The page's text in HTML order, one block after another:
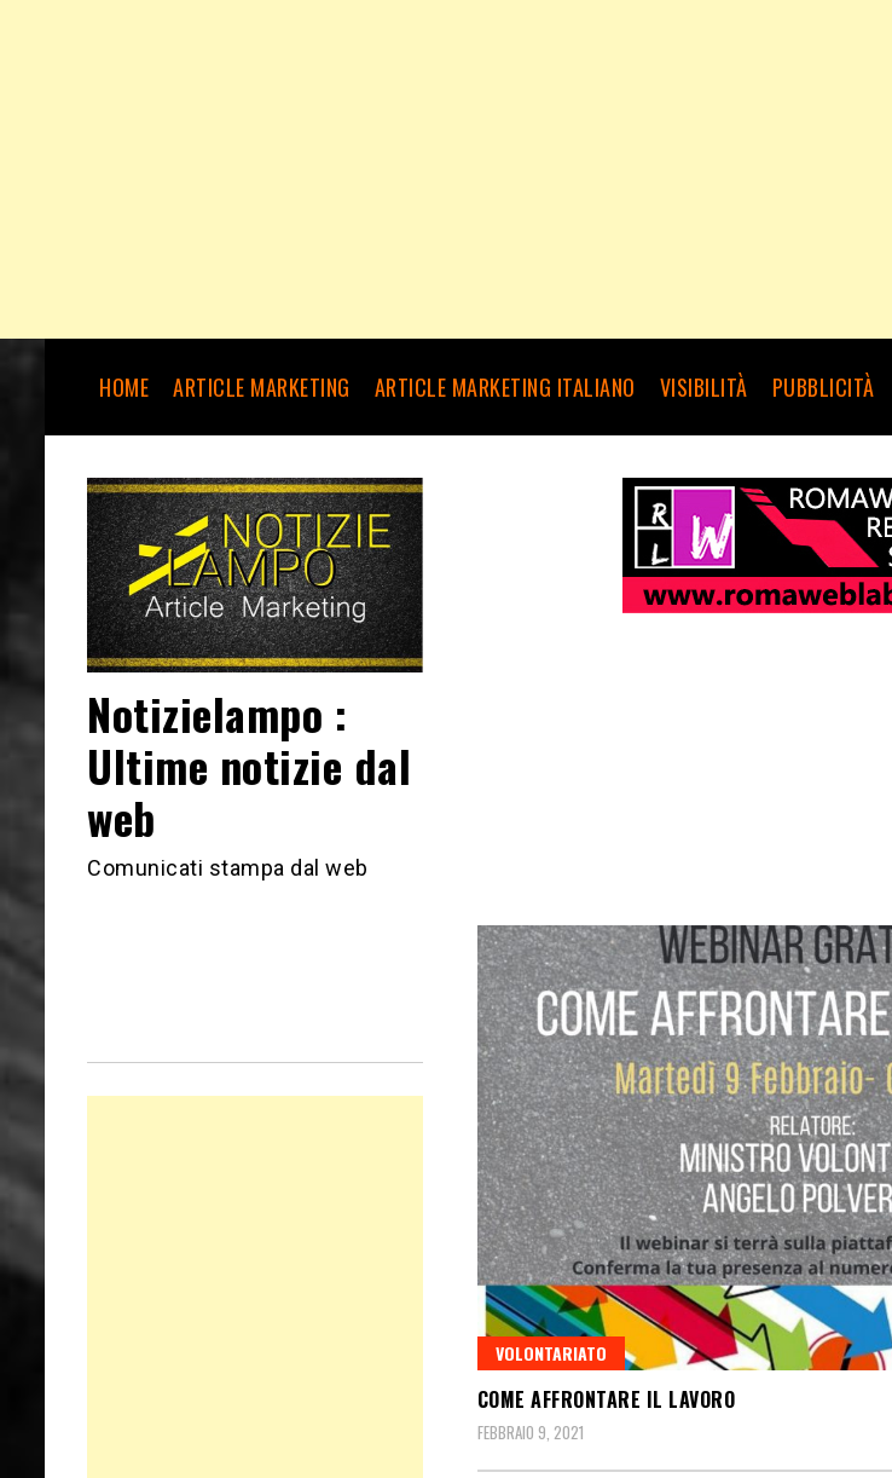
HOME ARTICLE MARKETING ARTICLE MARKETING ITALIANO VISIBILITÀ PUBBLICITÀ
Notizielampo :
Ultime notizie dal
web
Comunicati stampa dal web
VOLONTARIATO
COME AFFRONTARE IL LAVORO
FEBBRAIO 9, 2021